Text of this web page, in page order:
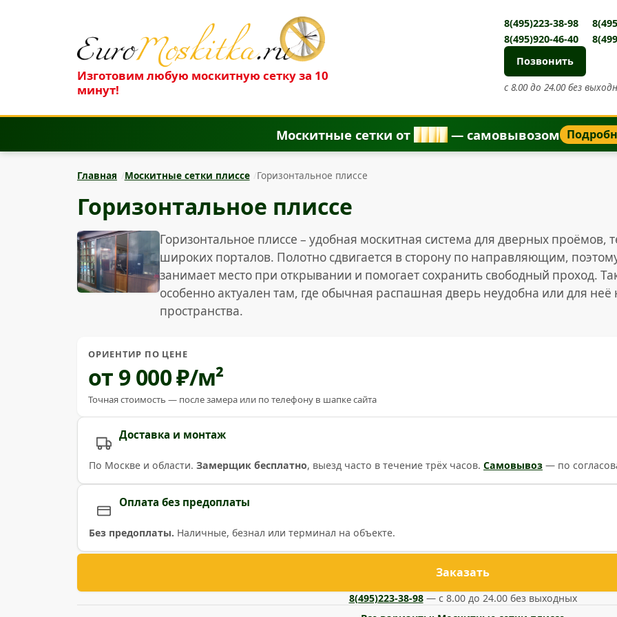
Изготовим любую москитную сетку за 10
минут!
8(495)223-38-98
8(495)920-46-40
Позвонить
с 8.00 до 24.00 без
Москитные сетки от 850 ₽— самовывозом
Главная Москитные сетки плиссе Горизонтальное плиссе
Горизонтальное плиссе
Горизонтальное плиссе – удобная москитная система для дверных проёмов,
широких порталов. Полотно сдвигается в сторону по направляющим,
занимает место при открывании и помогает сохранить свободный проход.
особенно актуален там, где обычная распашная дверь неудобна или для неё
пространства.
ОРИЕНТИР ПО ЦЕНЕ
от 9 000 ₽/м²
Точная стоимость — после замера или по телефону в шапке сайта
Доставка и монтаж
По Москве и области. Замерщик бесплатно, выезд часто в течение трёх часов. Самовывоз — по
Оплата без предоплаты
Без предоплаты. Наличные, безнал или терминал на объекте.
Заказать
8(495)223-38-98— с 8.00 до 24.00 без выходных